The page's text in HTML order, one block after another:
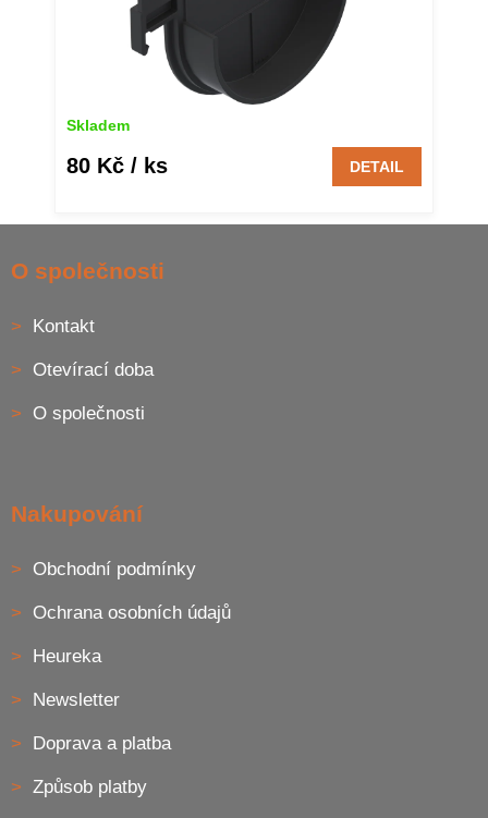
Skladem
80 Kč / ks DETAIL
O společnosti
Kontakt
Otevírací doba
O společnosti
Nakupování
Obchodní podmínky
Ochrana osobních údajů
Heureka
Newsletter
Doprava a platba
Způsob platby